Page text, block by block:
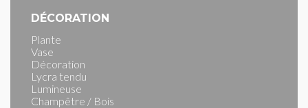
DÉCORATION
Plante
Vase
Décoration
Lycra tendu
Lumineuse
Champêtre / Bois